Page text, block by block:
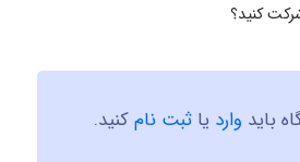
کنید؟
باید وارد یا ثبت نامکنید.